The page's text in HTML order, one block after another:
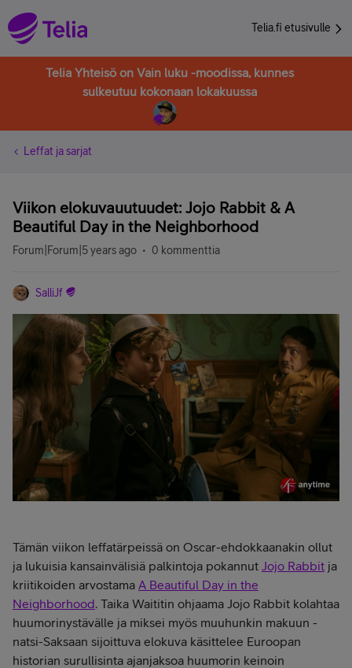
Telia.fi etusivulle
Telia Yhteisö on Vain luku -moodissa, kunnes
sulkeutuu kokonaan lokakuussa
Leffat ja sarjat
Viikon elokuvauutuudet: Jojo Rabbit & A
Beautiful Day in the Neighborhood
Forum|Forum|5 years ago 0 kommenttia
SalliJf
Tämän viikon leffatärpeissä on Oscar-ehdokkaanakin ollut
ja lukuisia kansainvälisiä palkintoja pokannut Jojo Rabbit ja
kriitikoiden arvostama A Beautiful Day in the
Neighborhood. Taika Waititin ohjaama Jojo Rabbit kolahtaa
huumorinystävälle ja miksei myös muuhunkin makuun -
natsi-Saksaan sijoittuva elokuva käsittelee Euroopan
historian surullisinta ajanjaksoa huumorin keinoin